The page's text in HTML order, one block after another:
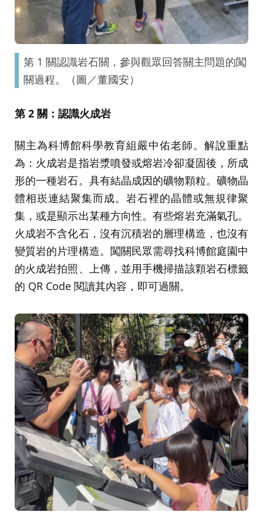
第 1 關認識岩石關，參與觀眾回答關主問題的闖
關過程。（圖／董國安）
第 2 關：認識火成岩
關主為科博館科學教育組嚴中佑老師。解說重點
為：火成岩是指岩漿噴發或熔岩冷卻凝固後，所成
形的一種岩石。具有結晶成因的礦物顆粒。礦物晶
體相崁連結聚集而成。岩石裡的晶體或無規律聚
集，或是顯示出某種方向性。有些熔岩充滿氣孔。
火成岩不含化石，沒有沉積岩的層理構造，也沒有
變質岩的片理構造。闖關民眾需尋找科博館庭園中
的火成岩拍照、上傳，並用手機掃描該顆岩石標籤
的 QR Code 閱讀其內容，即可過關。